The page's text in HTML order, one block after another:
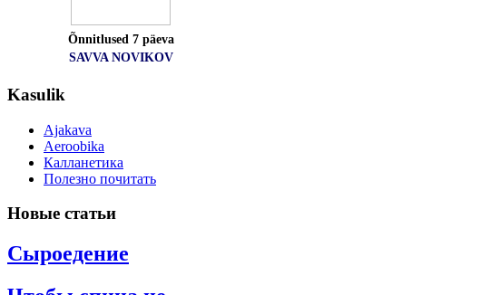
Õnnitlused 7 päeva
SAVVA NOVIKOV
Kasulik
Ajakava
Aeroobika
Калланетика
Полезно почитать
Новые статьи
Сыроедение